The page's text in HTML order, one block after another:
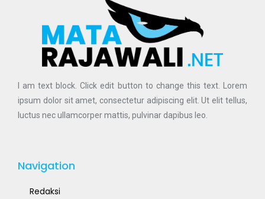
I am text block. Click edit button to change this text. Lorem
ipsum dolor sit amet, consectetur adipiscing elit. Ut elit tellus,
luctus nec ullamcorper mattis, pulvinar dapibus leo.
Navigation
Redaksi